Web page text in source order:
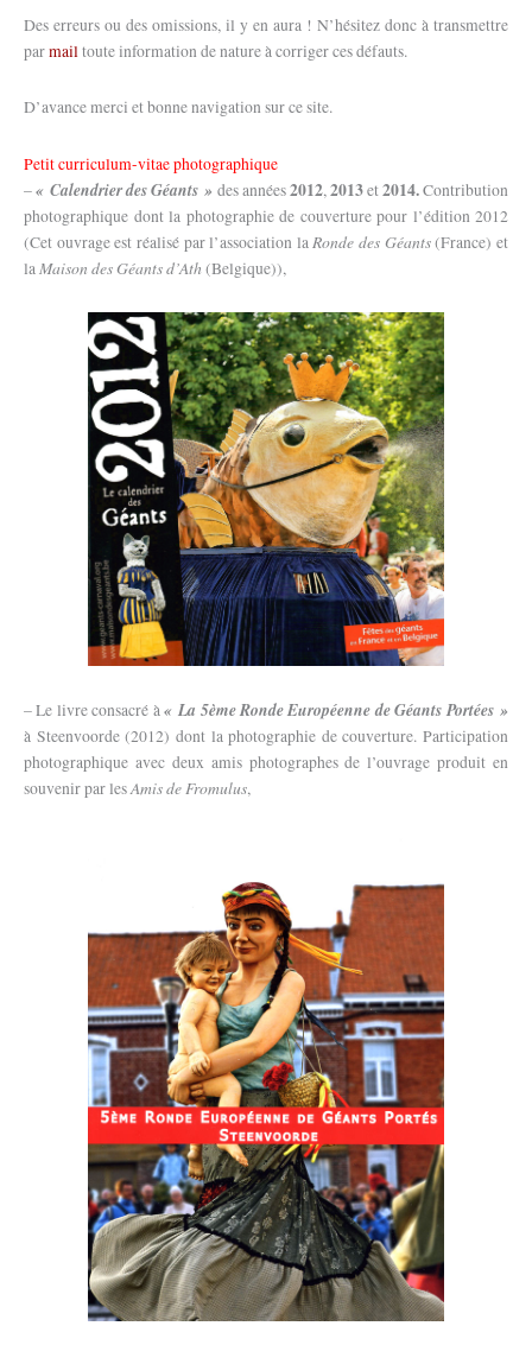
Des erreurs ou des omissions, il y en aura ! N’hésitez donc à transmettre
parmailtoute information de nature à corriger ces défauts.
D’avance merci et bonne navigation sur ce site.
Petit curriculum-vitae photographique
–« Calendrier des Géants » des années2012,2013et2014.Contribution
photographique dont la photographie de couverture pour l’édition 2012
(Cet ouvrage est réalisé par l’association laRonde des Géants(France) et
laMaison des Géants d’Ath (Belgique)),
– Le livre consacré à« La 5ème Ronde Européenne de Géants Portées »
à Steenvoorde (2012) dont la photographie de couverture. Participation
photographique avec deux amis photographes de l’ouvrage produit en
souvenir par lesAmis de Fromulus,